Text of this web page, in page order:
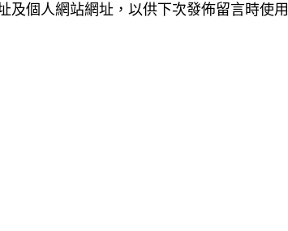
及個人網站網址，以供下次發佈留言時使用